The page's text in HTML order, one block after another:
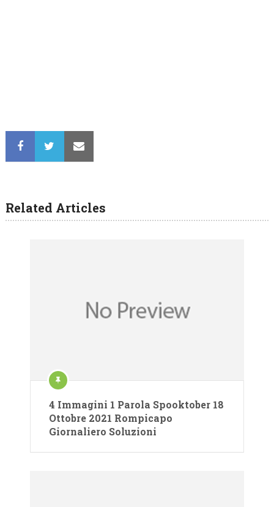
Related Articles
4 Immagini 1 Parola Spooktober 18
Ottobre 2021 Rompicapo
Giornaliero Soluzioni